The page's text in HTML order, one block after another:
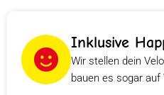
Inklusive
Wir stellen dein
bauen es sogar auf